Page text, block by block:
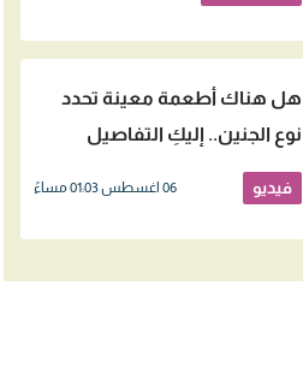
هل هناك أطعمة معينة تحدد
نوع الجنين.. إليكِ التفاصيل
فيديو 06 اغسطس 01:03 مساءً